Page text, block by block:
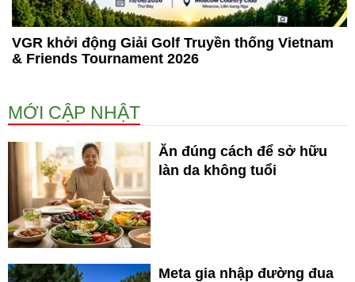
VGR khởi động Giải Golf Truyền thống Vietnam
& Friends Tournament 2026
MỚI CẬP NHẬT
Ăn đúng cách để sở hữu
làn da không tuổi
Meta gia nhập đường đua